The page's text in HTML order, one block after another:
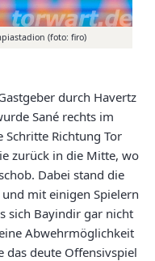
(foto: firo)
durch Havertz
Sané rechts im
Richtung Tor
zurück in die Mitte, wo
Dabei stand die
mit einigen Spielern
sich Bayindir gar nicht
Abwehrmöglichkeit
das deute Offensivspiel